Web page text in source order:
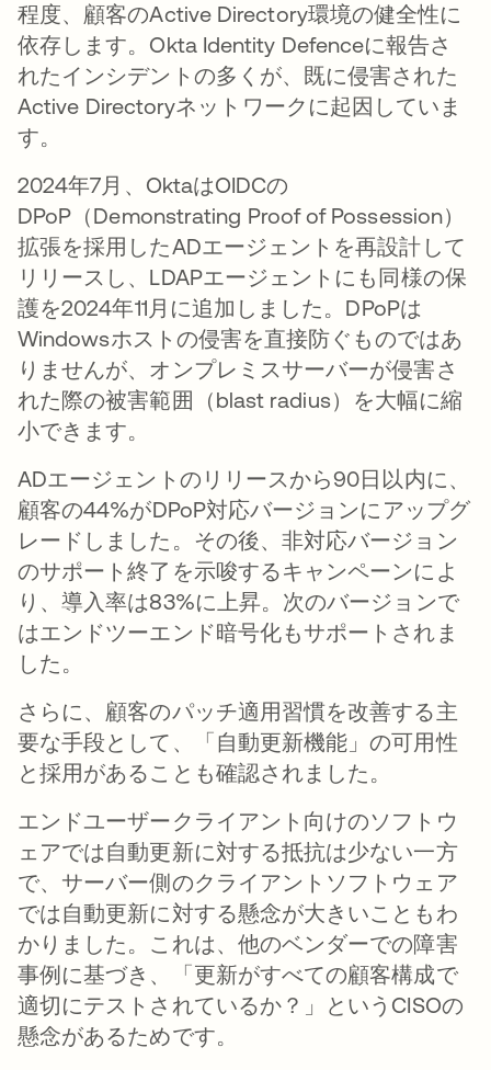
程度、顧客のActive Directory環境の健全性に
依存します。Okta Identity Defenceに報告さ
れたインシデントの多くが、既に侵害された
Active Directoryネットワークに起因していま
す。
2024年7月、OktaはOIDCの
DPoP（Demonstrating Proof of Possession）
拡張を採用したADエージェントを再設計して
リリースし、LDAPエージェントにも同様の保
護を2024年11月に追加しました。DPoPは
Windowsホストの侵害を直接防ぐものではあ
りませんが、オンプレミスサーバーが侵害さ
れた際の被害範囲（blast radius）を大幅に縮
小できます。
ADエージェントのリリースから90日以内に、
顧客の44%がDPoP対応バージョンにアップグ
レードしました。その後、非対応バージョン
のサポート終了を示唆するキャンペーンによ
り、導入率は83%に上昇。次のバージョンで
はエンドツーエンド暗号化もサポートされま
した。
さらに、顧客のパッチ適用習慣を改善する主
要な手段として、「自動更新機能」の可用性
と採用があることも確認されました。
エンドユーザークライアント向けのソフトウ
ェアでは自動更新に対する抵抗は少ない一方
で、サーバー側のクライアントソフトウェア
では自動更新に対する懸念が大きいこともわ
かりました。これは、他のベンダーでの障害
事例に基づき、「更新がすべての顧客構成で
適切にテストされているか？」というCISOの
懸念があるためです。